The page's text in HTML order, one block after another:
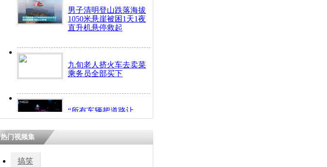
男子清明登山跌落海拔
1050米悬崖被困1天1夜
直升机悬停救起
九旬老人挤火车去卖菜
乘务员全部买下
“所有车辆把道路让
开！”儿童突发疾病交
热门视频集
搞笑